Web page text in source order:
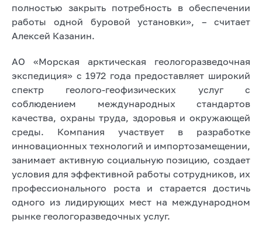
полностью закрыть потребность в обеспечении
работы одной буровой установки», – считает
Алексей Казанин.
АО «Морская арктическая геологоразведочная
экспедиция» с 1972 года предоставляет широкий
спектр геолого-геофизических услуг с
соблюдением международных стандартов
качества, охраны труда, здоровья и окружающей
среды. Компания участвует в разработке
инновационных технологий и импортозамещении,
занимает активную социальную позицию, создает
условия для эффективной работы сотрудников, их
профессионального роста и старается достичь
одного из лидирующих мест на международном
рынке геологоразведочных услуг.